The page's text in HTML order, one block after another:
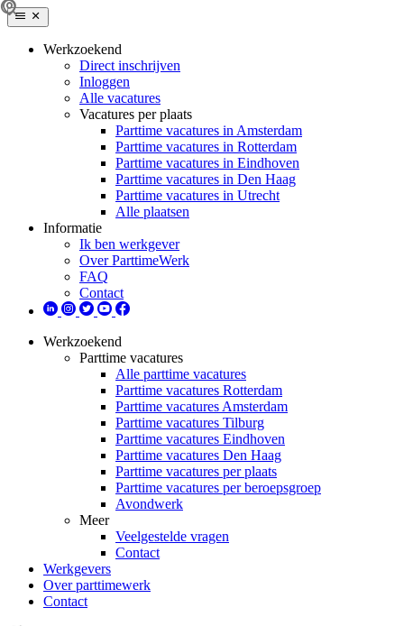
Werkzoekend
Direct inschrijven
Inloggen
Alle vacatures
Vacatures per plaats
Parttime vacatures in Amsterdam
Parttime vacatures in Rotterdam
Parttime vacatures in Eindhoven
Parttime vacatures in Den Haag
Parttime vacatures in Utrecht
Alle plaatsen
Informatie
Ik ben werkgever
Over ParttimeWerk
FAQ
Contact
Werkzoekend
Parttime vacatures
Alle parttime vacatures
Parttime vacatures Rotterdam
Parttime vacatures Amsterdam
Parttime vacatures Tilburg
Parttime vacatures Eindhoven
Parttime vacatures Den Haag
Parttime vacatures per plaats
Parttime vacatures per beroepsgroep
Avondwerk
Meer
Veelgestelde vragen
Contact
Werkgevers
Over parttimewerk
Contact